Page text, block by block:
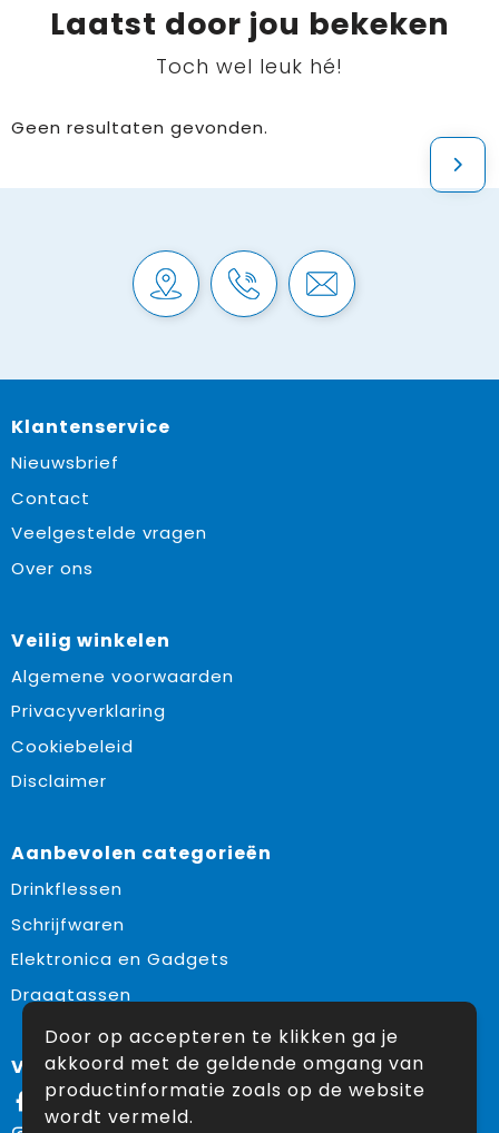
Laatst door jou bekeken
Toch wel leuk hé!
Geen resultaten gevonden.
Klantenservice
Nieuwsbrief
Contact
Veelgestelde vragen
Over ons
Veilig winkelen
Algemene voorwaarden
Privacyverklaring
Cookiebeleid
Disclaimer
Aanbevolen categorieën
Drinkflessen
Schrijfwaren
Elektronica en Gadgets
Draagtassen
Volg ons op:
Facebook
Door op accepteren te klikken ga je
akkoord met de geldende omgang van
productinformatie zoals op de website
wordt vermeld.